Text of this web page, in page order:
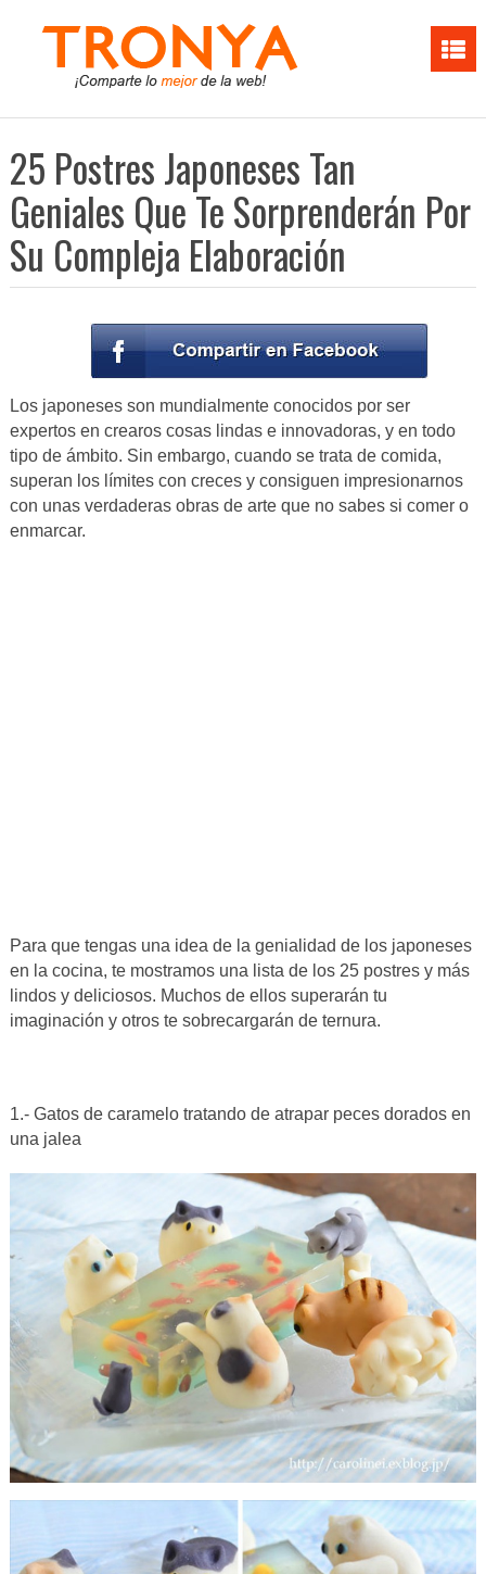
25 Postres Japoneses Tan
Geniales Que Te Sorprenderán Por
Su Compleja Elaboración
Los japoneses son mundialmente conocidos por ser
expertos en crearos cosas lindas e innovadoras, y en todo
tipo de ámbito. Sin embargo, cuando se trata de comida,
superan los límites con creces y consiguen impresionarnos
con unas verdaderas obras de arte que no sabes si comer o
enmarcar.
Para que tengas una idea de la genialidad de los japoneses
en la cocina, te mostramos una lista de los 25 postres y más
lindos y deliciosos. Muchos de ellos superarán tu
imaginación y otros te sobrecargarán de ternura.
1.- Gatos de caramelo tratando de atrapar peces dorados en
una jalea